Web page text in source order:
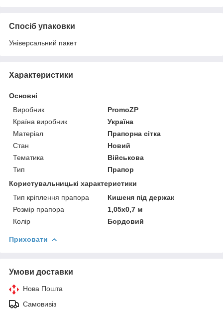
Спосіб упаковки
Універсальний пакет
Характеристики
Основні
Виробник
PromoZP
Країна виробник
Україна
Матеріал
Прапорна сітка
Стан
Новий
Тематика
Військова
Тип
Прапор
Користувальницькі характеристики
Тип кріплення прапора
Кишеня під держак
Розмір прапора
1,05х0,7 м
Колір
Бордовий
Приховати
Умови доставки
Нова Пошта
Самовивіз